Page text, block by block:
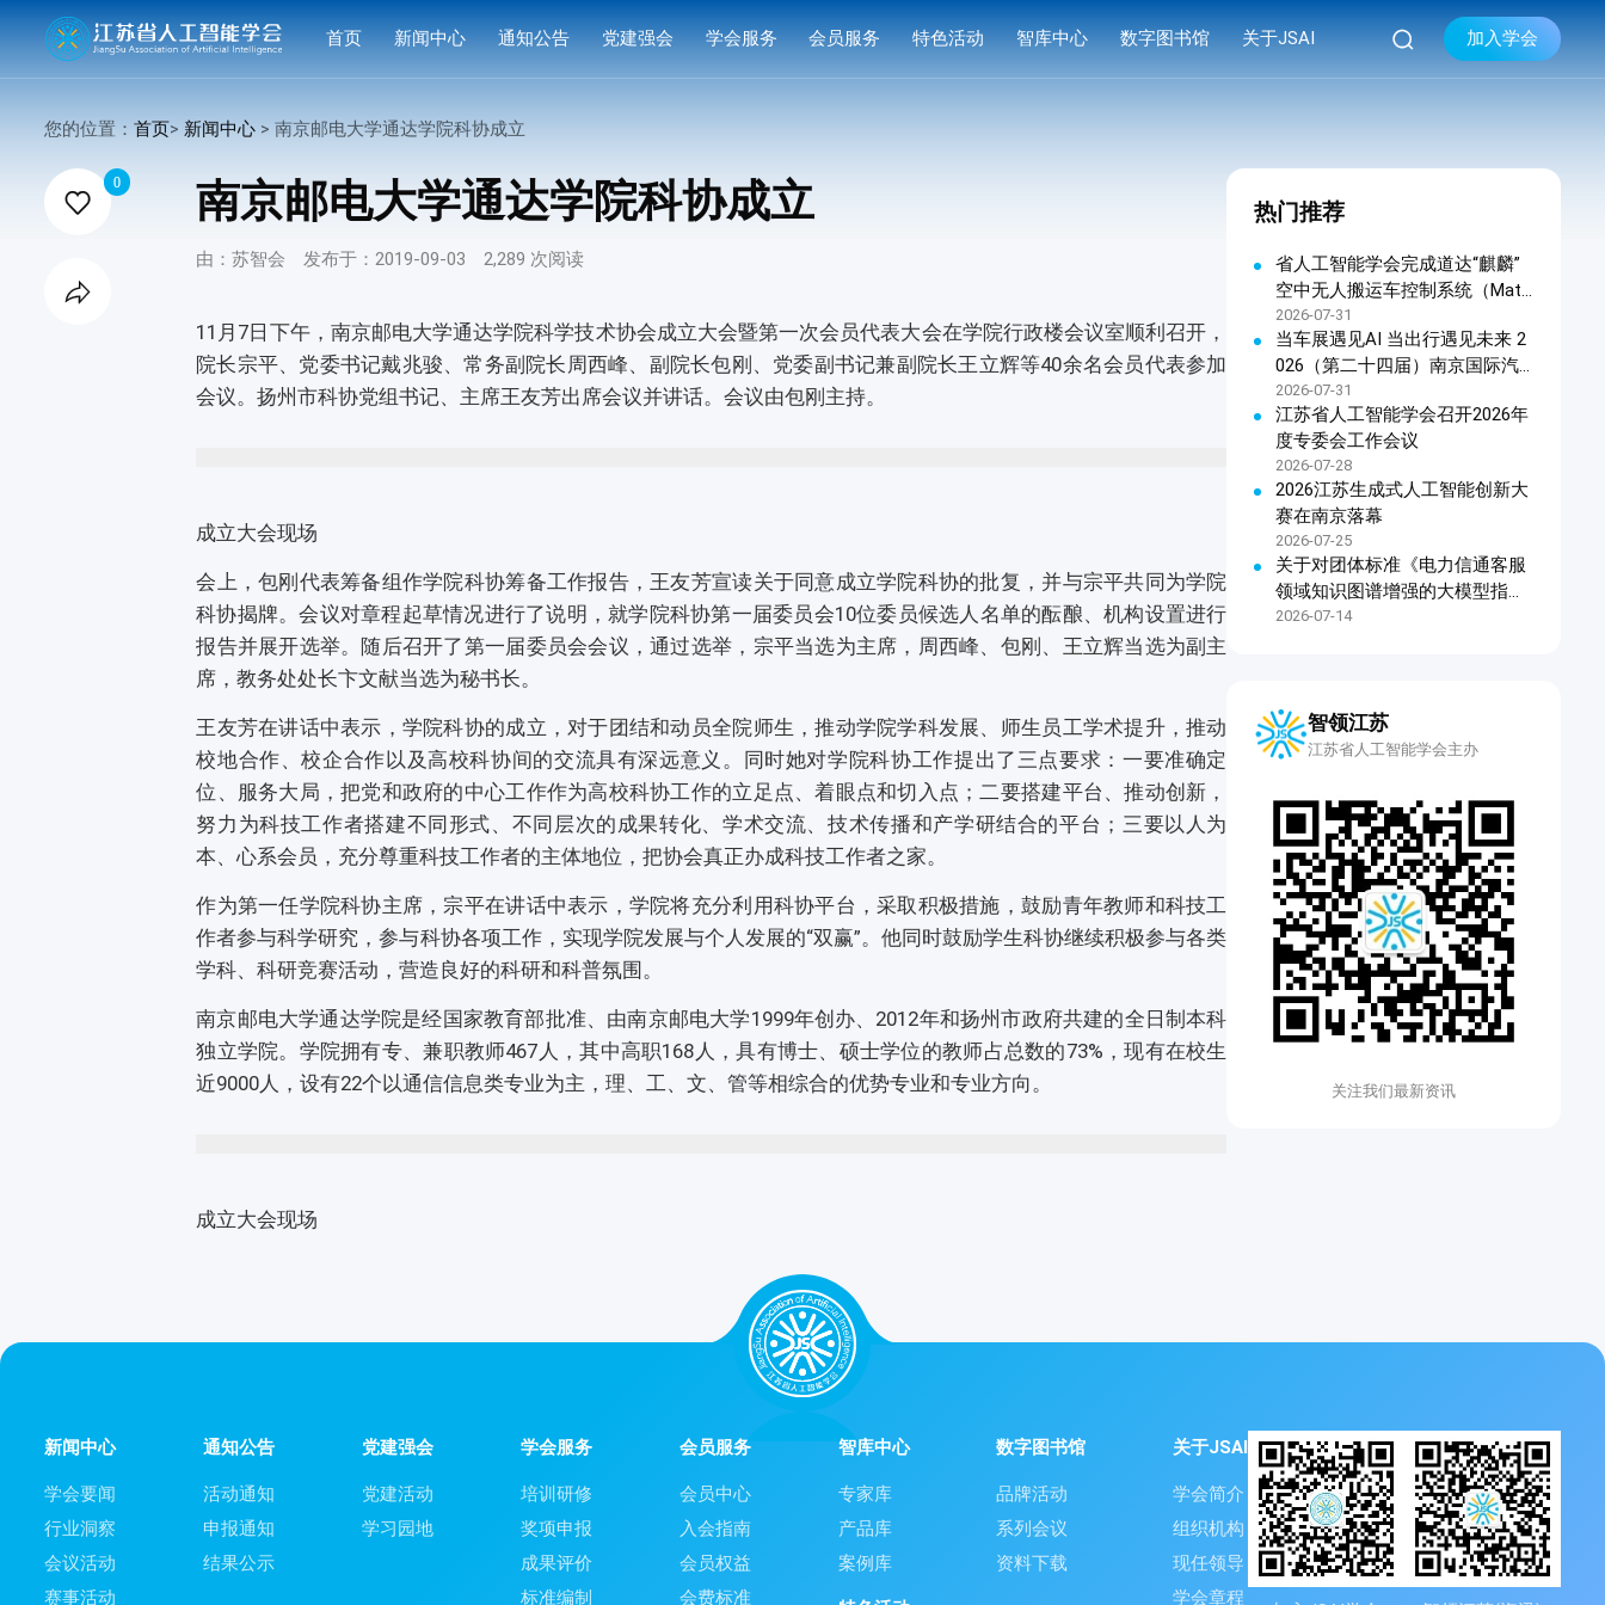
首页 新闻中心
会议活动
赛事活动
科普培训
通知公告
结果公示
党建强会 学会服务
成果评价
会员服务
会员权益
会员单位
特色活动 智库中心 数字图书馆 关于JSAI
现任领导
学会章程
联系我们
 加入学会
您的位置：首页> 新闻中心 > 南京邮电大学通达学院科协成立

0

南京邮电大学通达学院科协成立
由：苏智会 发布于：2019-09-03 2,289 次阅读
11月7日下午，南京邮电大学通达学院科学技术协会成立大会暨第一次会员代表大会在学院行政楼会议室顺利召开，
院长宗平、党委书记戴兆骏、常务副院长周西峰、副院长包刚、党委副书记兼副院长王立辉等40余名会员代表参加
会议。扬州市科协党组书记、主席王友芳出席会议并讲话。会议由包刚主持。
成立大会现场
会上，包刚代表筹备组作学院科协筹备工作报告，王友芳宣读关于同意成立学院科协的批复，并与宗平共同为学院
科协揭牌。会议对章程起草情况进行了说明，就学院科协第一届委员会10位委员候选人名单的酝酿、机构设置进行
报告并展开选举。随后召开了第一届委员会会议，通过选举，宗平当选为主席，周西峰、包刚、王立辉当选为副主
席，教务处处长卞文献当选为秘书长。
王友芳在讲话中表示，学院科协的成立，对于团结和动员全院师生，推动学院学科发展、师生员工学术提升，推动
校地合作、校企合作以及高校科协间的交流具有深远意义。同时她对学院科协工作提出了三点要求：一要准确定
位、服务大局，把党和政府的中心工作作为高校科协工作的立足点、着眼点和切入点；二要搭建平台、推动创新，
努力为科技工作者搭建不同形式、不同层次的成果转化、学术交流、技术传播和产学研结合的平台；三要以人为
本、心系会员，充分尊重科技工作者的主体地位，把协会真正办成科技工作者之家。
作为第一任学院科协主席，宗平在讲话中表示，学院将充分利用科协平台，采取积极措施，鼓励青年教师和科技工
作者参与科学研究，参与科协各项工作，实现学院发展与个人发展的“双赢”。他同时鼓励学生科协继续积极参与各类
学科、科研竞赛活动，营造良好的科研和科普氛围。
南京邮电大学通达学院是经国家教育部批准、由南京邮电大学1999年创办、2012年和扬州市政府共建的全日制本科
独立学院。学院拥有专、兼职教师467人，其中高职168人，具有博士、硕士学位的教师占总数的73%，现有在校生
近9000人，设有22个以通信信息类专业为主，理、工、文、管等相综合的优势专业和专业方向。
成立大会现场
热门推荐
省人工智能学会完成道达“麒麟”
空中无人搬运车控制系统（Matri
x OHTC天车软件控制系统）科
技成果鉴定
2026-07-31
当车展遇见AI 当出行遇见未来 2
026（第二十四届）南京国际汽
车展览会暨江苏人工智能终端产
品展览会新闻发布会在宁召开
2026-07-31
江苏省人工智能学会召开2026年
度专委会工作会议
2026-07-28
2026江苏生成式人工智能创新大
赛在南京落幕
2026-07-25
关于对团体标准《电力信通客服
领域知识图谱增强的大模型指令
微调技术规范》公开征求意见的
2026-07-14
智领江苏
江苏省人工智能学会主办
关注我们最新资讯
新闻中心
学会要闻
行业洞察
会议活动
赛事活动
通知公告
活动通知
申报通知
结果公示
党建强会
党建活动
学习园地
学会服务
培训研修
奖项申报
成果评价
标准编制
会员服务
会员中心
入会指南
会员权益
会费标准
智库中心
专家库
产品库
案例库
数字图书馆
品牌活动
系列会议
资料下载
关于JSAI
学会简介
组织机构
现任领导
学会章程